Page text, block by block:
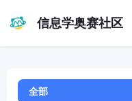
信息学奥赛社区
全部